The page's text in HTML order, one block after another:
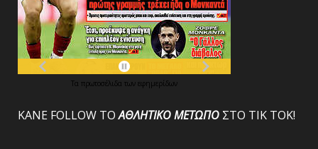
Τα πρωτοσέλιδα των εφημερίδων
ΚΑΝΕ FOLLOW ΤΟΑΘΛΗΤΙΚΟΜΕΤΩΠΟ ΣΤΟ ΤΙΚ ΤΟΚ!